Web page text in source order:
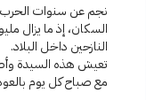
نجم عن سنوات الحرب
السكان، إذ ما يزال
النازحين داخل البلاد.
تعيش هذه السيدة
مع صباح كل يوم